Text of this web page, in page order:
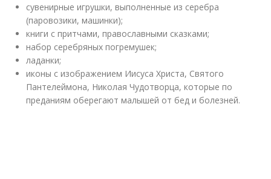
сувенирные игрушки, выполненные из серебра
(паровозики, машинки);
книги с притчами, православными сказками;
набор серебряных погремушек;
ладанки;
иконы с изображением Иисуса Христа, Святого
Пантелеймона, Николая Чудотворца, которые по
преданиям оберегают малышей от бед и болезней.